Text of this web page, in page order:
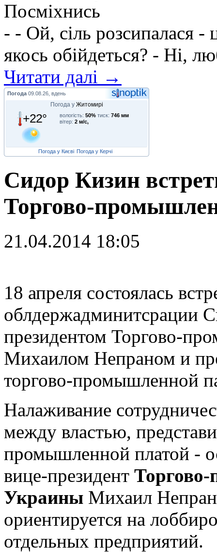
Посміхнись
- - Ой, сіль розсипалася
якось обійдеться? - Ні,
Читати далі →
Погода 09.08.26, вдень
Погода у Житомирі
+22° вологість: 50% тиск: 746 мм
вітер: 2 м/с,
Погода у Києві Погода у Керчі
Сидор Кизин
Торгово-
21.04.2014 18:05
18 апреля состоялась
облдержадминитсрации
президентом Торгово-
Михаилом Непраном и
торгово-промышленной
Налаживание
между властью,
промышленной платой -
вице-президент
Украины Михаил Непран
ориентируется на
отдельных предприятий.